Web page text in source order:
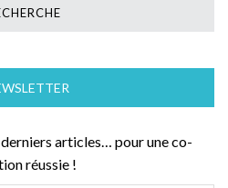
derniers articles… pour une co-
réussie !